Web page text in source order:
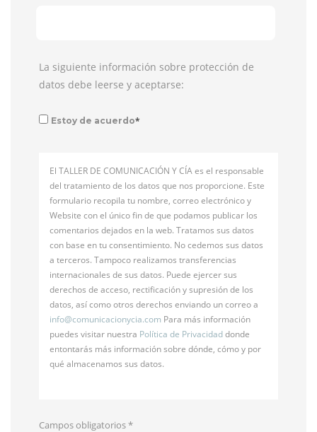
La siguiente información sobre protección de
datos debe leerse y aceptarse:
Estoy de acuerdo*
El TALLER DE COMUNICACIÓN Y CÍA es el responsable
del tratamiento de los datos que nos proporcione. Este
formulario recopila tu nombre, correo electrónico y
Website con el único fin de que podamos publicar los
comentarios dejados en la web. Tratamos sus datos
con base en tu consentimiento. No cedemos sus datos
a terceros. Tampoco realizamos transferencias
internacionales de sus datos. Puede ejercer sus
derechos de acceso, rectificación y supresión de los
datos, así como otros derechos enviando un correo a
info@comunicacionycia.com Para más información
puedes visitar nuestra Política de Privacidaddonde
entontarás más información sobre dónde, cómo y por
qué almacenamos sus datos.
Campos obligatorios*